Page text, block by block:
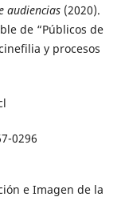
audiencias(2020).
de “Públicos de
y procesos
0296
e Imagen de la